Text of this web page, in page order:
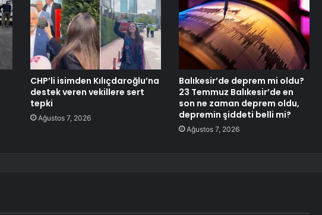
CHP’li isimden Kılıçdaroğlu’na
destek veren vekillere sert
tepki
Ağustos 7, 2026
Balıkesir’de deprem mi oldu?
23 Temmuz Balıkesir’de en
son ne zaman deprem oldu,
depremin şiddeti belli mi?
Ağustos 7, 2026